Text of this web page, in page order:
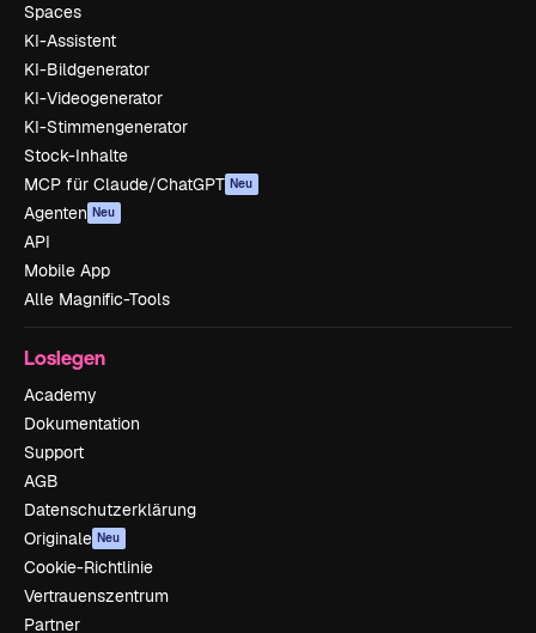
Spaces
KI-Assistent
KI-Bildgenerator
KI-Videogenerator
KI-Stimmengenerator
Stock-Inhalte
MCP für Claude/ChatGPT Neu
Agenten Neu
API
Mobile App
Alle Magnific-Tools
Loslegen
Academy
Dokumentation
Support
AGB
Datenschutzerklärung
Originale Neu
Cookie-Richtlinie
Vertrauenszentrum
Partner